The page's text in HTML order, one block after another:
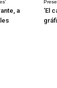
a
‘El